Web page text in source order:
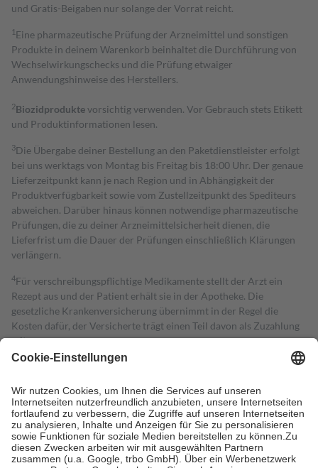
und Gratis-Beigaben nur solange der Vorrat reicht.
1 Eine pharmazeutische Prüfung der Arzneimittel und sonstigen
Produkte in deinem Warenkorb beinhaltet die Durchführung von
Wechselwirkungschecks und die Prüfung etwaiger
Anwendungshinweise des Herstellers.
2Biozidproduktevorsichtig verwenden. Vor Gebrauch stets Etikett
und Produktinformationen lesen.
3Die Übergabe deiner Bestellung an den Paketdienstleister erfolgt
bei uns werktags von Montag bis Freitag bis 18:00 Uhr. Der genaue
Lieferzeitpunkt kann je nach Region und in Abhängigkeit der
Produktverfügbarkeit sowie vom Zustellzeitpunkt des Spediteurs
abweichen. Darüber hinaus können notwendige pharmazeutische
Prüfungen, die zu deiner Arzneimittelsicherheit dienen, die
Lieferfrist um die Dauer der Prüfungen einschließlich Klärungen
verlängern.
4Für verschreibungspflichtige Medikamente stellt der Arzt ein
Rezept aus und der Patient erhält sie in der Apotheke. Die
gesetzliche Krankenversicherung übernimmt in der Regel die
Kosten dafür, der Versicherte trägt einen Teil davon als Zuzahlung
mit.
Grundsätzlich leisten Mitglieder Zuzahlungen in Höhe von zehn
höchstens zehn Euro.
Es sind jedoch nie mehr als die tatsächlichen
Kosten der Leistung zu entrichten.
Diese Regeln gelten grundsätzlich auch für Online-Apotheken.
Bei Heilmitteln und häuslicher Krankenpflege beträgt die
Zuzahlung zehn Prozent der Kosten sowie zehn Euro je
Verordnung.